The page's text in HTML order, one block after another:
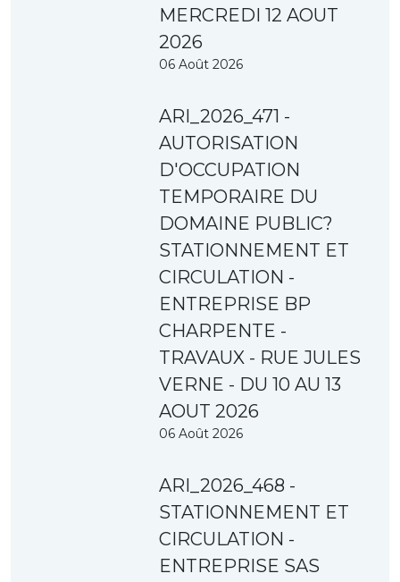
MERCREDI 12 AOUT
2026
06 Août 2026
ARI_2026_471 -
AUTORISATION
D'OCCUPATION
TEMPORAIRE DU
DOMAINE PUBLIC?
STATIONNEMENT ET
CIRCULATION -
ENTREPRISE BP
CHARPENTE -
TRAVAUX - RUE JULES
VERNE - DU 10 AU 13
AOUT 2026
06 Août 2026
ARI_2026_468 -
STATIONNEMENT ET
CIRCULATION -
ENTREPRISE SAS